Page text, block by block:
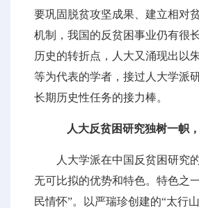
要巩固脱贫攻坚成果、建立相对
机制，我国的反贫困事业仍有很
历史的转折点，人大又涌现出以
等为代表的学者，接过人大学派
长期历史性任务的接力棒。
人大反贫困研究独树一帜
人大学派在中国反贫困研究
无可比拟的优势和特色。特色之
民情怀”。以严瑞珍创建的“太行